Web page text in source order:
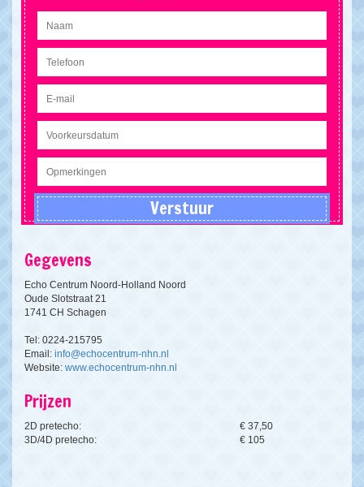
Gegevens
Echo Centrum Noord-Holland Noord
Oude Slotstraat 21
1741 CH Schagen
Tel: 0224-215795
Email: info@echocentrum-nhn.nl
Website: www.echocentrum-nhn.nl
Prijzen
2D pretecho:
€ 37,50
3D/4D pretecho:
€ 105